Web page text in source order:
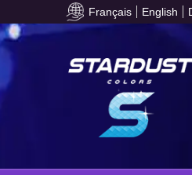
Français English